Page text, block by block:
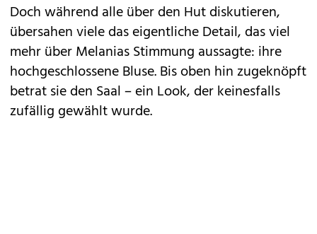
Doch während alle über den Hut diskutieren,
übersahen viele das eigentliche Detail, das viel
mehr über Melanias Stimmung aussagte: ihre
hochgeschlossene Bluse. Bis oben hin zugeknöpft
betrat sie den Saal – ein Look, der keinesfalls
zufällig gewählt wurde.